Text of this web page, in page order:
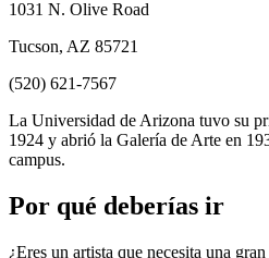
1031 N. Olive Road
Tucson, AZ 85721
(520) 621-7567
La Universidad de Arizona tuvo su
1924 y abrió la Galería de Arte en
campus.
Por qué deberías ir
¿Eres un artista que necesita una